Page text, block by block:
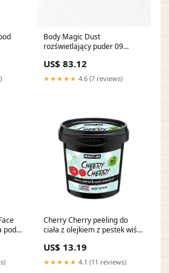
Body Magic Dust
rozświetlający puder 09
Cuba
US$ 83.12
★★★★★ 4.6 (7 reviews)
pod
Cherry Cherry peeling do
ciała z olejkiem z pestek wiśni
migdałów 200g line-You're
Perfect Love
US$ 13.19
★★★★★ 4.1 (11 reviews)